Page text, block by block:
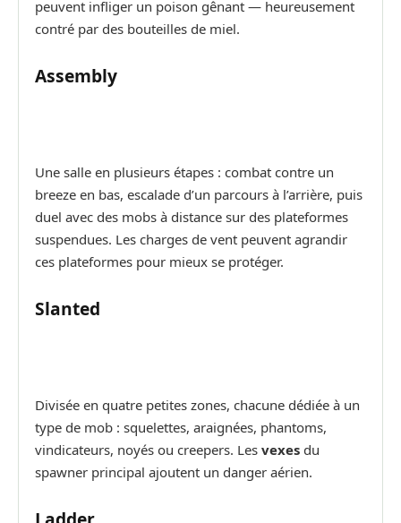
peuvent infliger un poison gênant — heureusement
contré par des bouteilles de miel.
Assembly
Une salle en plusieurs étapes : combat contre un
breeze en bas, escalade d’un parcours à l’arrière, puis
duel avec des mobs à distance sur des plateformes
suspendues. Les charges de vent peuvent agrandir
ces plateformes pour mieux se protéger.
Slanted
Divisée en quatre petites zones, chacune dédiée à un
type de mob : squelettes, araignées, phantoms,
vindicateurs, noyés ou creepers. Les vexes du
spawner principal ajoutent un danger aérien.